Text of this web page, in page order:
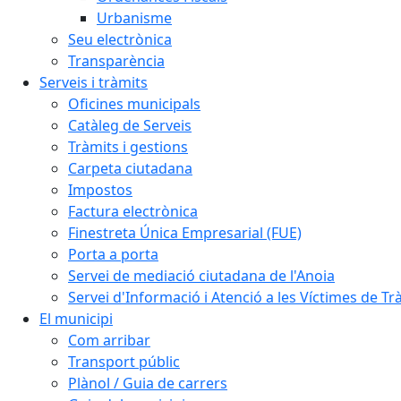
Urbanisme
Seu electrònica
Transparència
Serveis i tràmits
Oficines municipals
Catàleg de Serveis
Tràmits i gestions
Carpeta ciutadana
Impostos
Factura electrònica
Finestreta Única Empresarial (FUE)
Porta a porta
Servei de mediació ciutadana de l'Anoia
Servei d'Informació i Atenció a les Víctimes de
El municipi
Com arribar
Transport públic
Plànol / Guia de carrers